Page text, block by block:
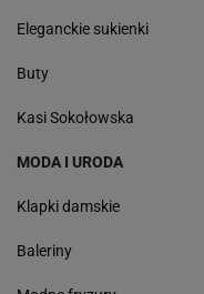
Eleganckie sukienki
Buty
Kasi Sokołowska
MODA I URODA
Klapki damskie
Baleriny